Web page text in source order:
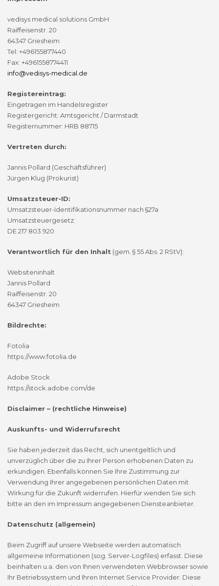
vedisys medical solutions GmbH
Raiffeisenstr. 20
64347 Griesheim
Tel: +496155877440
Fax: +4961558774411
info@vedisys-medical.de
Registereintrag:
Eingetragen im Handelsregister
Registergericht: Amtsgericht / Darmstadt
Registernummer: HRB 88715
Vertreten durch:
Jannis Pollard (Geschäftsführer)
Jürgen Klug (Prokurist)
Umsatzsteuer-ID:
Umsatzsteuer-Identifikationsnummer nach §27a
Umsatzsteuergesetz:
DE 217 803 920
Verantwortlich für den Inhalt (gem. § 55 Abs. 2 RStV):
Websiteninhalt
Jannis Pollard
Raiffeisenstr. 20
64347 Griesheim
Bildrechte:
Fotolia
https://www.fotolia.de
Adobe Stock
https://stock.adobe.com/de
Disclaimer – (rechtliche Hinweise)
Auskunfts- und Widerrufsrecht
Sie haben jederzeit das Recht, sich unentgeltlich und
unverzüglich über die zu Ihrer Person erhobenen Daten zu
erkundigen. Ebenfalls können Sie Ihre Zustimmung zur
Verwendung Ihrer angegebenen persönlichen Daten mit
Wirkung für die Zukunft widerrufen. Hierfür wenden Sie sich
bitte an den im Impressum angegebenen Diensteanbieter.
Datenschutz (allgemein)
Beim Zugriff auf unsere Webseite werden automatisch
allgemeine Informationen (sog. Server-Logfiles) erfasst. Diese
beinhalten u.a. den von Ihnen verwendeten Webbrowser sowie
Ihr Betriebssystem und Ihren Internet Service Provider. Diese